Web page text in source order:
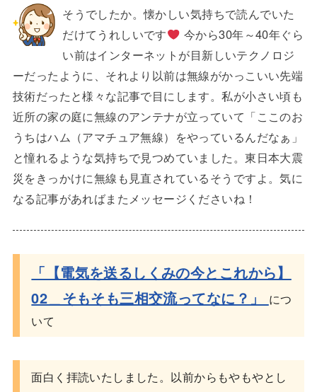
そうでしたか。懐かしい気持ちで読んでいた
だけてうれしいです
今から30年～40年ぐら
い前はインターネットが目新しいテクノロジ
ーだったように、それより以前は無線がかっこいい先端
技術だったと様々な記事で目にします。私が小さい頃も
近所の家の庭に無線のアンテナが立っていて「ここのお
うちはハム（アマチュア無線）をやっているんだなぁ」
と憧れるような気持ちで見つめていました。東日本大震
災をきっかけに無線も見直されているそうですよ。気に
なる記事があればまたメッセージくださいね！
「【電気を送るしくみの今とこれから】
02＿そもそも三相交流ってなに？ 」
につ
いて
面白く拝読いたしました。以前からもやもやとし